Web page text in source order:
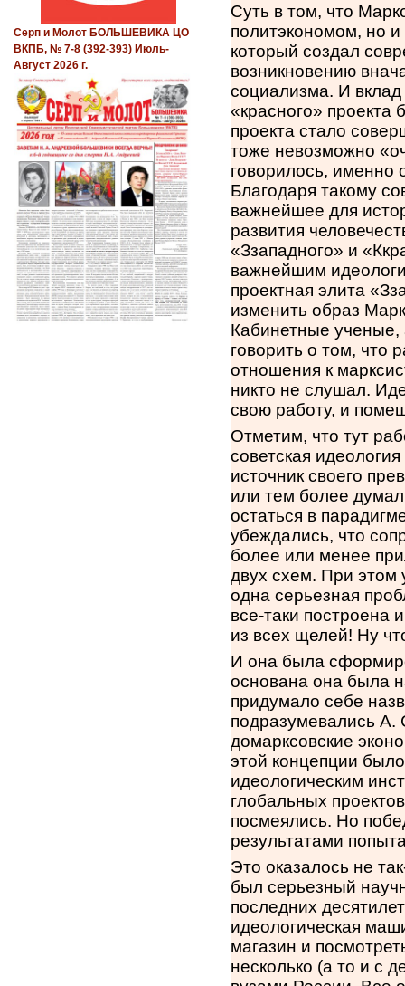
Суть в том, что
политэкономом, но
который создал
возникновению
социализма. И вклад
«красного» проекта
проекта стало
тоже невозможно
говорилось, именно
Благодаря такому
важнейшее для
развития
«Ззападного» и
важнейшим
проектная элита
изменить образ
Кабинетные ученые,
говорить о том, что
отношения к
никто не слушал.
свою работу, и
Отметим, что тут
советская
источник своего
или тем более
остаться в
убеждались, что
более или менее
двух схем. При этом
одна серьезная
все-таки построена
из всех щелей! Ну
И она была
основана она была
придумало себе
подразумевались А.
домарксовские
этой концепции
идеологическим
глобальных
посмеялись. Но
результатами
Это оказалось не
был серьезный
последних
идеологическая
магазин и
несколько (а то и с
Серп и Молот БОЛЬШЕВИКА ЦО
ВКПБ, № 7-8 (392-393) Июль-
Август 2026 г.